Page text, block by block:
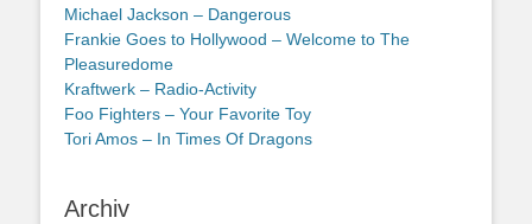
Michael Jackson – Dangerous
Frankie Goes to Hollywood – Welcome to The
Pleasuredome
Kraftwerk – Radio-Activity
Foo Fighters – Your Favorite Toy
Tori Amos – In Times Of Dragons
Archiv